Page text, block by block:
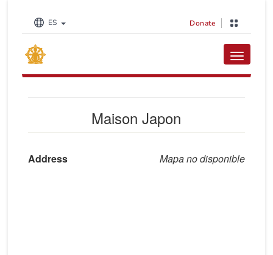
ES Donate
Toggle
Maison Japon
Mapa no disponible
Address